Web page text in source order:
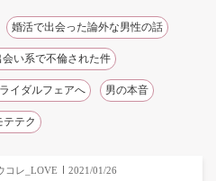
婚活で出会った論外な男性の話
会い系で不倫された件
イダルフェアへ 男の本音
テテク
コレ_LOVE 2021/01/26